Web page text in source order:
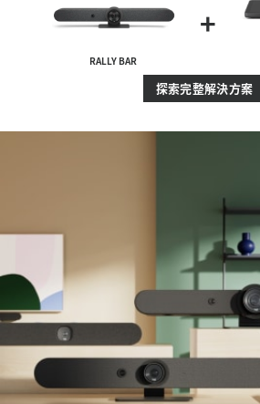
RALLY BAR
+
探索完整解決方案